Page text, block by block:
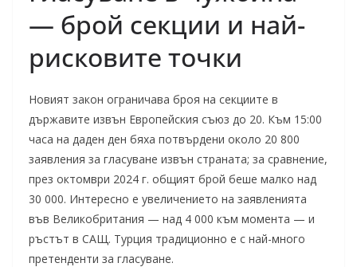
— брой секции и най-
рисковите точки
Новият закон ограничава броя на секциите в
държавите извън Европейския съюз до 20. Към 15:00
часа на даден ден бяха потвърдени около 20 800
заявления за гласуване извън страната; за сравнение,
през октомври 2024 г. общият брой беше малко над
30 000. Интересно е увеличението на заявленията
във Великобритания — над 4 000 към момента — и
ръстът в САЩ. Турция традиционно е с най-много
претенденти за гласуване.